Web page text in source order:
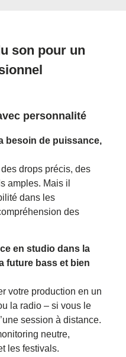
son pour un
personnalité
besoin de puissance,
drops précis, des
amples. Mais il
dans les
des
en studio dans la
future bass et bien
votre production en un
la radio – si vous le
session à distance.
neutre,
les festivals.